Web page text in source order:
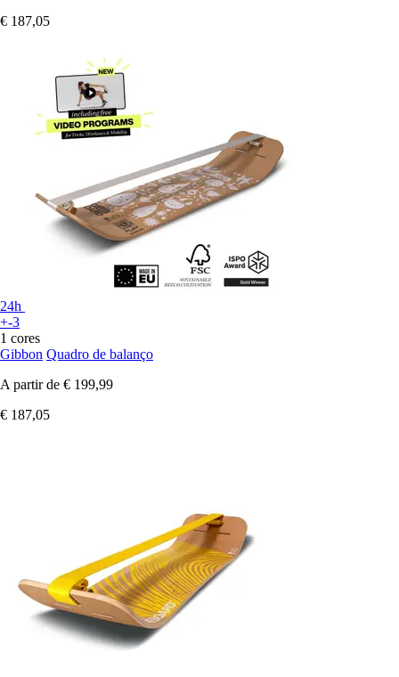
€ 187,05
24h
+-3
1 cores
Gibbon Quadro de balanço
A partir de € 199,99
€ 187,05